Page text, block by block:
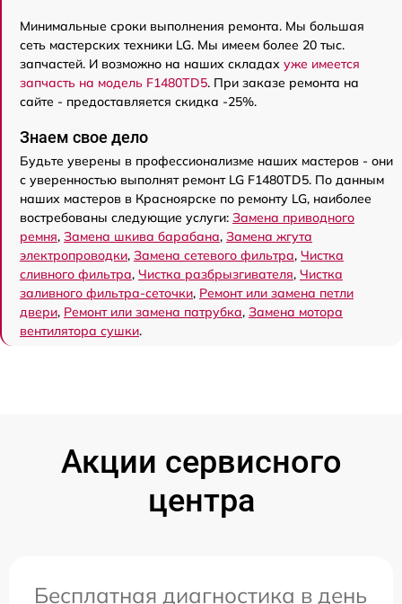
Минимальные сроки выполнения ремонта. Мы большая
сеть мастерских техники LG. Мы имеем более 20 тыс.
запчастей. И возможно на наших складах уже имеется
запчасть на модель F1480TD5. При заказе ремонта на
сайте - предоставляется скидка -25%.
Знаем свое дело
Будьте уверены в профессионализме наших мастеров - они
с уверенностью выполнят ремонт LG F1480TD5. По данным
наших мастеров в Красноярске по ремонту LG, наиболее
востребованы следующие услуги: Замена приводного
ремня, Замена шкива барабана, Замена жгута
электропроводки, Замена сетевого фильтра, Чистка
сливного фильтра, Чистка разбрызгивателя, Чистка
заливного фильтра-сеточки, Ремонт или замена петли
двери, Ремонт или замена патрубка, Замена мотора
вентилятора сушки.
Акции сервисного
центра
Бесплатная диагностика в день